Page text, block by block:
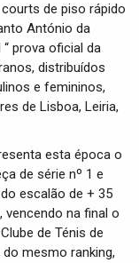
o
de piso rápido
António da
“ prova oficial da
distribuídos
e femininos,
de Lisboa, Leiria,
esta época o
de série nº 1 e
escalão de + 35
vencendo na final o
de Ténis de
mesmo ranking,